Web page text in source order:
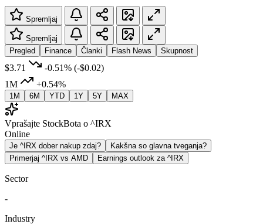
Spremljaj
Spremljaj
Pregled
Finance Članki Flash News Skupnost
$3.71 -0.51% (-$0.02)
1M
+0.54%
1M 6M YTD 1Y 5Y MAX
Vprašajte StockBota o ^IRX
Online
Je ^IRX dober nakup zdaj?
Kakšna so glavna tveganja?
Primerjaj ^IRX vs AMD
Earnings outlook za ^IRX
Sector
-
Industry